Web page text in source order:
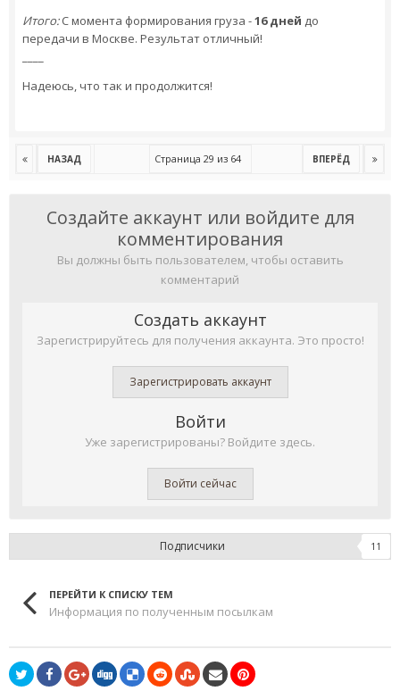
Итого:С момента формирования груза -16 дней до
передачи в Москве. Результат отличный!
Надеюсь, что так и продолжится!
НАЗАД ВПЕРЁД
Страница 29 из 64
Создайте аккаунт или войдите для
комментирования
Вы должны быть пользователем, чтобы оставить
комментарий
Создать аккаунт
Зарегистрируйтесь для получения аккаунта. Это просто!
Зарегистрировать аккаунт
Войти
Уже зарегистрированы? Войдите здесь.
Войти сейчас
Подписчики 11
ПЕРЕЙТИ К СПИСКУ ТЕМ
Информация по полученным посылкам